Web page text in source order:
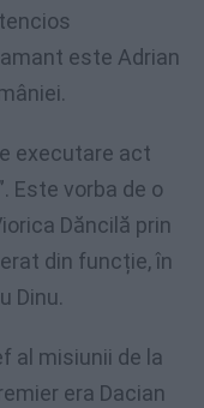
este Adrian
executare act
Este vorba de o
Dăncilă prin
din funcție, în
Dinu.
al misiunii de la
era Dacian